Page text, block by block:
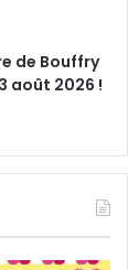
de Bouffry
août 2026 !